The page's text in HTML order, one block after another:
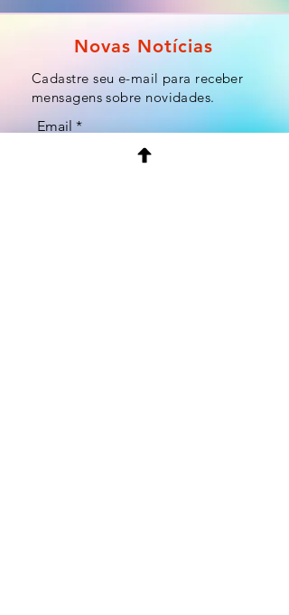
Novas Notícias
Cadastre seu e-mail para receber
mensagens sobre novidades.
Email